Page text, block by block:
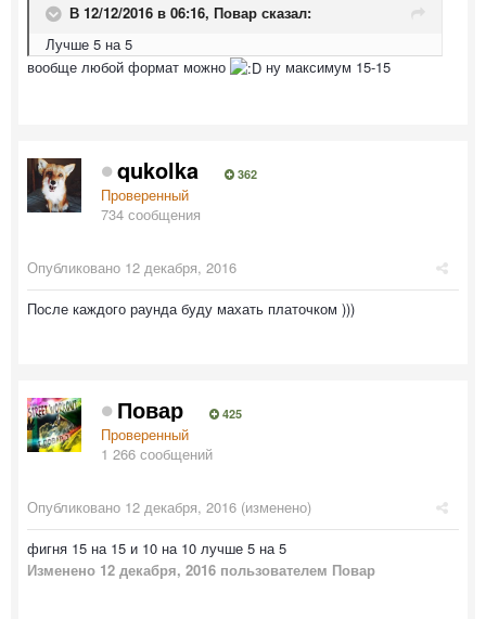
В 12/12/2016 в 06:16, Повар сказал:
Лучше 5 на 5
вообще любой формат можно
ну максимум 15-15
qukolka 362
Проверенный
734 сообщения
Опубликовано 12 декабря, 2016
После каждого раунда буду махать платочком )))
Повар 425
Проверенный
1 266 сообщений
Опубликовано 12 декабря, 2016 (изменено)
фигня 15 на 15 и 10 на 10 лучше 5 на 5
Изменено 12 декабря, 2016 пользователем Повар